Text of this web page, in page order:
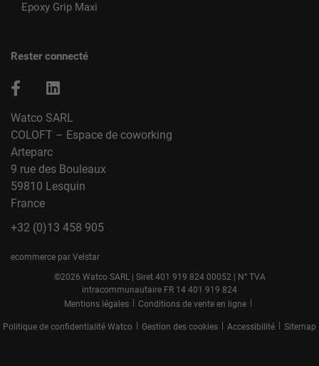
Epoxy Grip Maxi
Rester connecté
Watco SARL
COLOFT – Espace de coworking
Arteparc
9 rue des Bouleaux
59810 Lesquin
France
+32 (0)13 458 905
ecommerce par Velstar
©2026 Watco SARL | Siret 401 919 824 00052 | N° TVA
intracommunautaire FR 14 401 919 824
Mentions légales
Conditions de vente en ligne
Politique de confidentialité Watco Gestion des cookies Accessibilité Sitemap